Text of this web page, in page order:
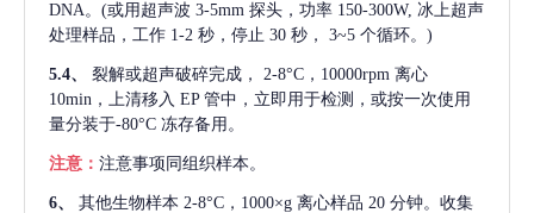
DNA。(或用超声波 3-5mm 探头，功率 150-300W, 冰上超声
处理样品，工作 1-2 秒，停止 30 秒， 3~5 个循环。)
5.4、 裂解或超声破碎完成，
2-8°C，10000rpm 离心
10min，上清移入 EP 管中，立即用于检测，或按一次使用
量分装于-80°C 冻存备用。
注意： 注意事项同组织样本。
6、 其他生物样本 2-8°C，1000×g 离心样品 20 分钟。收集